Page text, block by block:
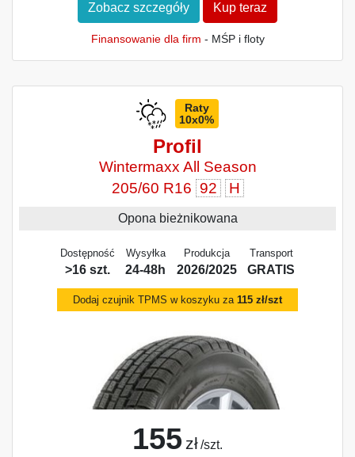
Zobacz szczegóły Kup teraz
Finansowanie dla firm - MŚP i floty
Raty
10x0%
Profil
Wintermaxx All Season
205/60 R16 92 H
Opona bieżnikowana
Dostępność
>16 szt.
Wysyłka
24-48h
Produkcja
2026/2025
Transport
GRATIS
Dodaj czujnik TPMS w koszyku za 115 zł/szt
155 zł /szt.